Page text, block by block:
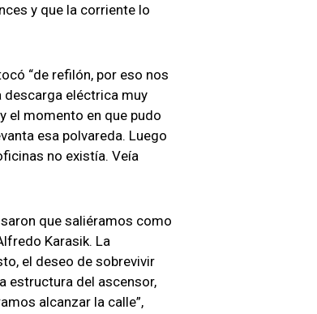
y que la corriente lo
“de refilón, por eso nos
descarga eléctrica muy
el momento en que pudo
esa polvareda. Luego
no existía. Veía
que saliéramos como
Karasik. La
el deseo de sobrevivir
estructura del ascensor,
alcanzar la calle”,